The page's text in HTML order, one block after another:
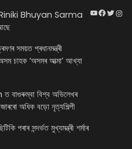
Riniki Bhuyan Sarma
সময়ত প্ৰধানমন্ত্ৰী
‘অসমৰ আত্মা’ আখ্যা
বিশ্ব অভিলেখৰ
অধিক বড়ো নৃত্যশিল্পী
পৰাৰ সন্দৰ্ভত মুখ্যমন্ত্ৰী শৰ্মাৰ
YouTube
Twitter